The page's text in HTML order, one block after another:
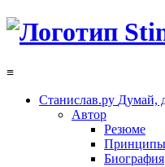
≡
Станислав.ру Думай,
Автор
Резюме
Принципы
Биография